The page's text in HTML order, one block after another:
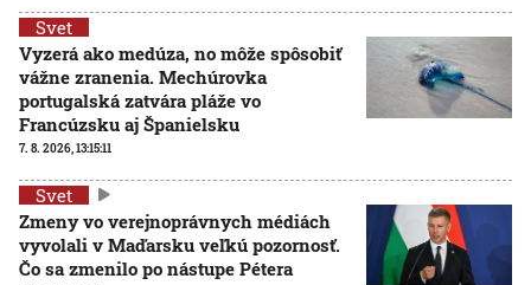
Svet
Vyzerá ako medúza, no môže spôsobiť
vážne zranenia. Mechúrovka
portugalská zatvára pláže vo
Francúzsku aj Španielsku
7. 8. 2026, 13:15:11
Svet
Zmeny vo verejnoprávnych médiách
vyvolali v Maďarsku veľkú pozornosť.
Čo sa zmenilo po nástupe Pétera